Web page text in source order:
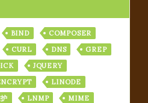
BIND
COMPOSER
CURL DNS
GREP
JQUERY
LINODE
LNMP
MIME